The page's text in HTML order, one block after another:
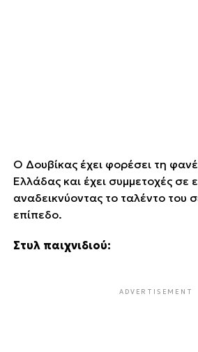
Ο Δουβίκας έχει φορέσει τη
Ελλάδας και έχει συμμετοχές σε
αναδεικνύοντας το ταλέντο του
επίπεδο.
Στυλ παιχνιδιού:
ADVERTISEMENT